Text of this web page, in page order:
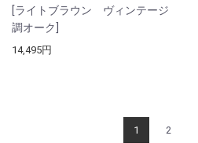
[ライトブラウン ヴィンテージ
調オーク]
14,495円
1 2